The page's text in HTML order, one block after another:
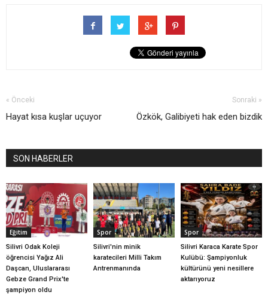
« Önceki
Hayat kısa kuşlar uçuyor
Sonraki »
Özkök, Galibiyeti hak eden bizdik
SON HABERLER
Eğitim
Silivri Odak Koleji
öğrencisi Yağız Ali
Daşcan, Uluslararası
Gebze Grand Prix'te
şampiyon oldu
Spor
Silivri'nin minik
karatecileri Milli Takım
Antrenmanında
Spor
Silivri Karaca Karate Spor
Kulübü: Şampiyonluk
kültürünü yeni nesillere
aktarıyoruz